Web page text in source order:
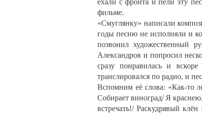
фильме.
«Смуглянку» написали
годы песню не исполняли и
позвонил художественный
Александров и попросил
сразу понравилась и
транслировался по радио, и
Вспомним её слова: «Как-то
Собирает виноград/ Я
встречать!/ Раскудрявый